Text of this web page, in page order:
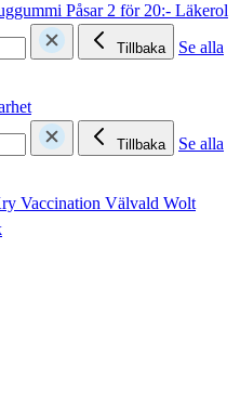
Påsar2 för 20:- Läkerol
Tillbaka
Se alla
Tillbaka
Se alla
Vaccination Välvald Wolt